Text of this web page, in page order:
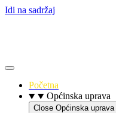
Idi na sadržaj
Početna
Općinska uprava
Close Općinska uprava